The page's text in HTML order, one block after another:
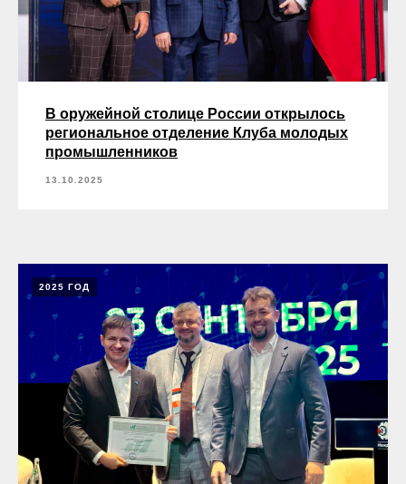
В оружейной столице России открылось
региональное отделение Клуба молодых
промышленников
13.10.2025
2025 ГОД